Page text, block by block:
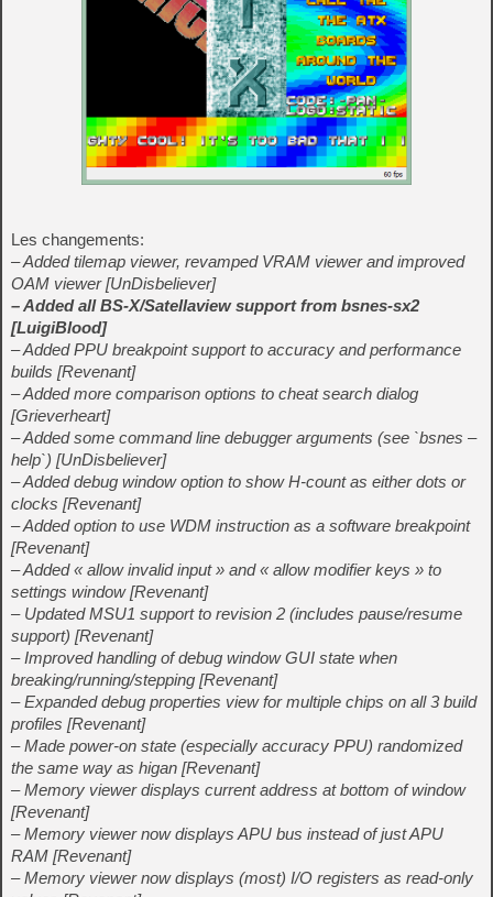
Les changements:
– Added tilemap viewer, revamped VRAM viewer and improved
OAM viewer [UnDisbeliever]
– Added all BS-X/Satellaview support from bsnes-sx2
[LuigiBlood]
– Added PPU breakpoint support to accuracy and performance
builds [Revenant]
– Added more comparison options to cheat search dialog
[Grieverheart]
– Added some command line debugger arguments (see `bsnes –
help`) [UnDisbeliever]
– Added debug window option to show H-count as either dots or
clocks [Revenant]
– Added option to use WDM instruction as a software breakpoint
[Revenant]
– Added « allow invalid input » and « allow modifier keys » to
settings window [Revenant]
– Updated MSU1 support to revision 2 (includes pause/resume
support) [Revenant]
– Improved handling of debug window GUI state when
breaking/running/stepping [Revenant]
– Expanded debug properties view for multiple chips on all 3 build
profiles [Revenant]
– Made power-on state (especially accuracy PPU) randomized
the same way as higan [Revenant]
– Memory viewer displays current address at bottom of window
[Revenant]
– Memory viewer now displays APU bus instead of just APU
RAM [Revenant]
– Memory viewer now displays (most) I/O registers as read-only